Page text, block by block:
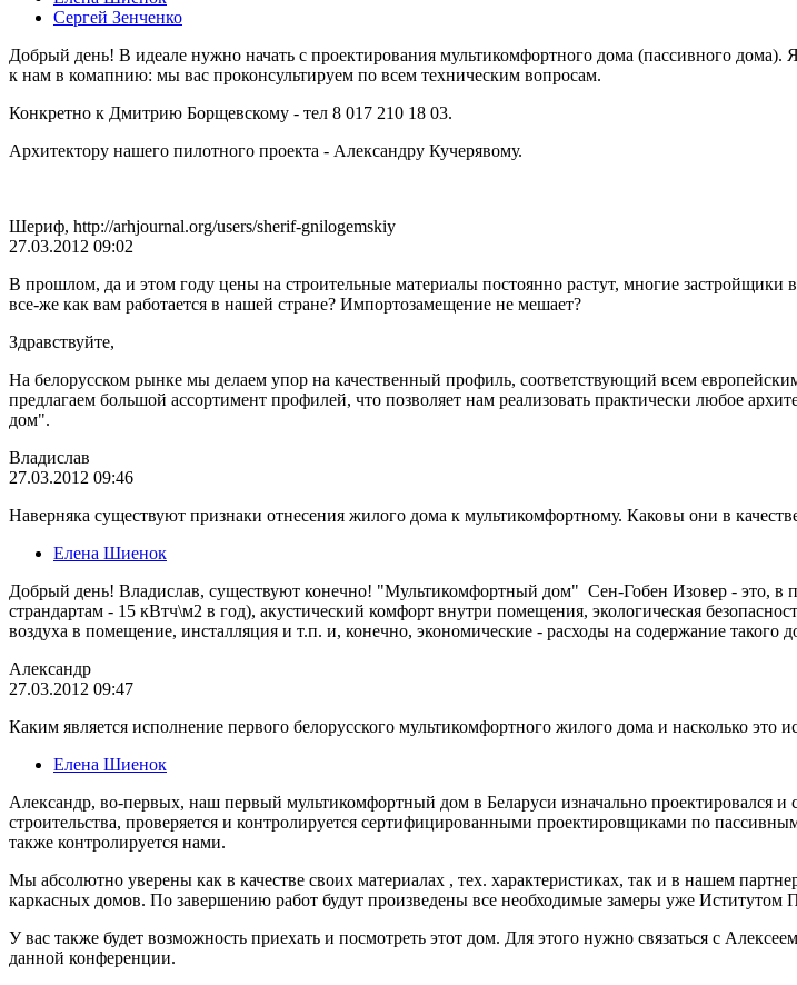
Сергей Зенченко
Добрый день! В идеале нужно начать с проектирования мультикомфортного дома (пассивного
к нам в комапнию: мы вас проконсультируем по всем техническим вопросам.
Конкретно к Дмитрию Борщевскому - тел 8 017 210 18 03.
Архитектору нашего пилотного проекта - Александру Кучерявому.
Шериф, http://arhjournal.org/users/sherif-gnilogemskiy
27.03.2012 09:02
В прошлом, да и этом году цены на строительные материалы постоянно растут, многие застройщики
все-же как вам работается в нашей стране? Импортозамещение не мешает?
Здравствуйте,
На белорусском рынке мы делаем упор на качественный профиль, соответствующий всем
предлагаем большой ассортимент профилей, что позволяет нам реализовать практически любое
дом".
Владислав
27.03.2012 09:46
Наверняка существуют признаки отнесения жилого дома к мультикомфортному. Каковы они в
Елена Шиенок
Добрый день! Владислав, существуют конечно! "Мультикомфортный дом" Сен-Гобен Изовер - это, в
страндартам - 15 кВтч\м2 в год), акустический комфорт внутри помещения, экологическая
воздуха в помещение, инсталляция и т.п. и, конечно, экономические - расходы на содержание такого
Александр
27.03.2012 09:47
Каким является исполнение первого белорусского мультикомфортного жилого дома и насколько это
Елена Шиенок
Александр, во-первыx, наш первый мультикомфортный дом в Беларуси изначально проектировался и
строительства, проверяется и контролируется сертифицированными проектировщиками по
также контролируется нами.
Мы абсолютно уверены как в качестве своих материалах , тех. характеристиках, так и в нашем
каркасных домов. По завершению работ будут произведены все необходимые замеры уже
У вас также будет возможность приехать и посмотреть этот дом. Для этого нужно связаться с
данной конференции.